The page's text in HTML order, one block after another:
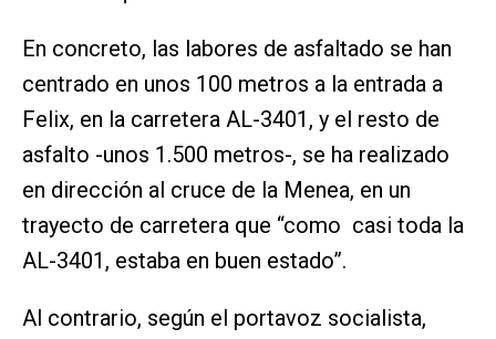
En concreto, las labores de asfaltado se han
centrado en unos 100 metros a la entrada a
Felix, en la carretera AL-3401, y el resto de
asfalto -unos 1.500 metros-, se ha realizado
en dirección al cruce de la Menea, en un
trayecto de carretera que “como casi toda la
AL-3401, estaba en buen estado”.
Al contrario, según el portavoz socialista,